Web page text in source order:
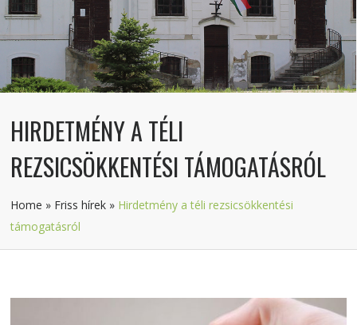
HIRDETMÉNY A TÉLI
REZSICSÖKKENTÉSI TÁMOGATÁSRÓL
Home » Friss hírek » Hirdetmény a téli rezsicsökkentési
támogatásról